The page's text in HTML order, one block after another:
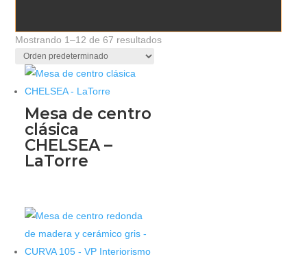
Mostrando 1–12 de 67 resultados
Mesa de centro
clásica
CHELSEA –
LaTorre